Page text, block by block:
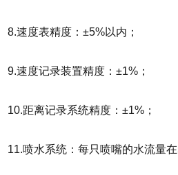
8.速度表精度：±5%以内；
9.速度记录装置精度：±1%；
10.距离记录系统精度：±1%；
11.喷水系统：每只喷嘴的水流量在